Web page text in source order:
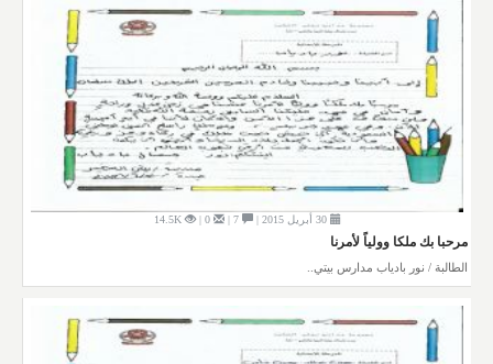
30 أبريل 2015 | 7 |
0 |
14.5K
مرحبا بك ملكا وولياً لأمرنا
الطالبة / نور بادياب مدارس بيتي..